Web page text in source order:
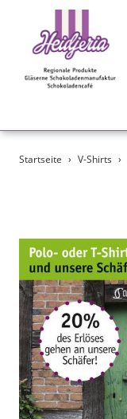
DirektStartseite › V-Shirts ›